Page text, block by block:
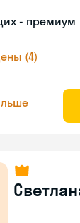
- премиум
(4)